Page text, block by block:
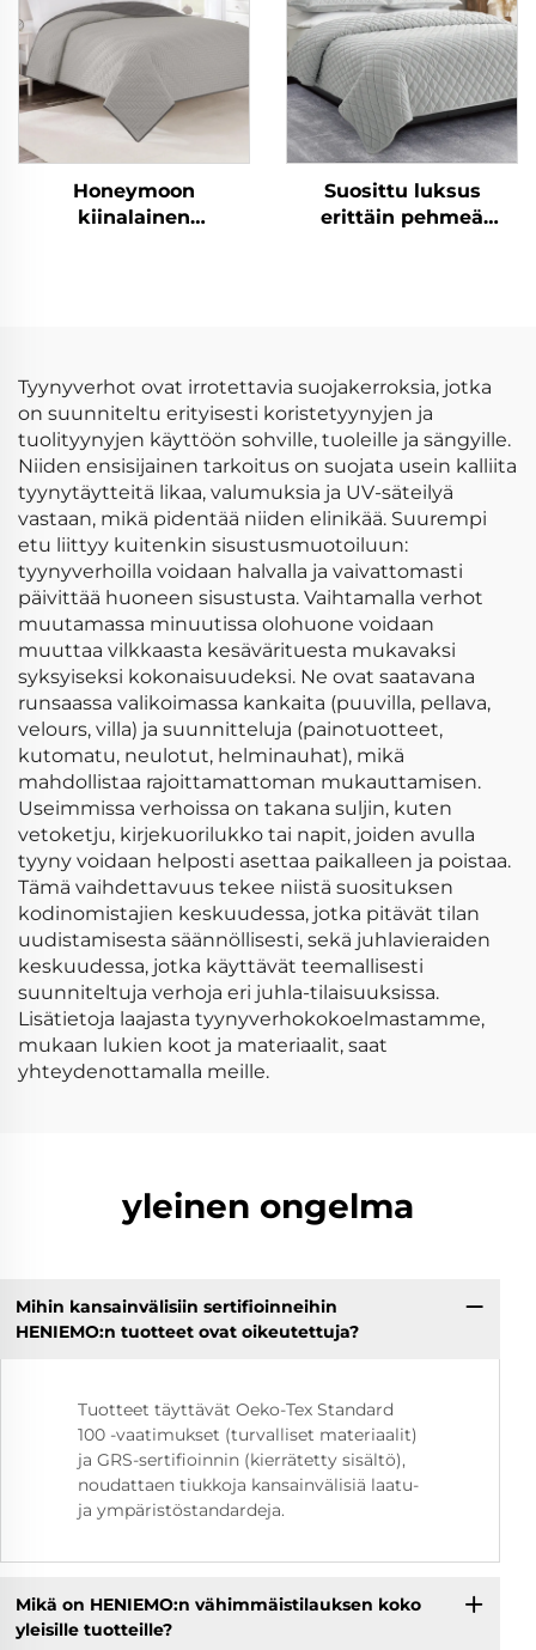
kokoinen suunniteltu
vuodeseitsijoukko
kaikkiin
vuodenaikoihin
Honeymoon
kiinalainen
Suosittu luksus
erittäin pehmeä
Tyynyverhot ovat irrotettavia suojakerroksia, jotka
on suunniteltu erityisesti koristetyynyjen ja
tuolityynyjen käyttöön sohville, tuoleille ja sängyille.
Niiden ensisijainen tarkoitus on suojata usein kalliita
tyynytäytteitä likaa, valumuksia ja UV-säteilyä
vastaan, mikä pidentää niiden elinikää. Suurempi
etu liittyy kuitenkin sisustusmuotoiluun:
tyynyverhoilla voidaan halvalla ja vaivattomasti
päivittää huoneen sisustusta. Vaihtamalla verhot
muutamassa minuutissa olohuone voidaan
muuttaa vilkkaasta kesävärituesta mukavaksi
syksyiseksi kokonaisuudeksi. Ne ovat saatavana
runsaassa valikoimassa kankaita (puuvilla, pellava,
velours, villa) ja suunnitteluja (painotuotteet,
kutomatu, neulotut, helminauhat), mikä
mahdollistaa rajoittamattoman mukauttamisen.
Useimmissa verhoissa on takana suljin, kuten
vetoketju, kirjekuorilukko tai napit, joiden avulla
tyyny voidaan helposti asettaa paikalleen ja poistaa.
Tämä vaihdettavuus tekee niistä suosituksen
kodinomistajien keskuudessa, jotka pitävät tilan
uudistamisesta säännöllisesti, sekä juhlavieraiden
keskuudessa, jotka käyttävät teemallisesti
suunniteltuja verhoja eri juhla-tilaisuuksissa.
Lisätietoja laajasta tyynyverhokokoelmastamme,
mukaan lukien koot ja materiaalit, saat
yhteydenottamalla meille.
yleinen ongelma
Mihin kansainvälisiin sertifioinneihin
HENIEMO:n tuotteet ovat oikeutettuja?
Tuotteet täyttävät Oeko-Tex Standard
100 -vaatimukset (turvalliset materiaalit)
ja GRS-sertifioinnin (kierrätetty sisältö),
noudattaen tiukkoja kansainvälisiä laatu-
ja ympäristöstandardeja.
Mikä on HENIEMO:n vähimmäistilauksen koko
yleisille tuotteille?